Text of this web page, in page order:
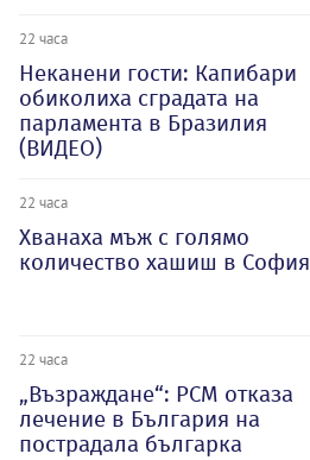
22 часа
Неканени гости: Капибари
обиколиха сградата на
парламента в Бразилия
(ВИДЕО)
22 часа
Хванаха мъж с голямо
количество хашиш в София
22 часа
„Възраждане“: РСМ отказа
лечение в България на
пострадала българка